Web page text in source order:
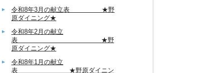
令和8年3月の献立表 ★野
原ダイニング★
令和8年2月の献立
表 ★野
原ダイニング★
令和8年1月の献立
表 ★野原ダイニン